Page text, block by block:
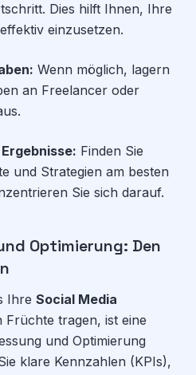
Dies hilft Ihnen, Ihre
einzusetzen.
Wenn möglich, lagern
an Freelancer oder
Finden Sie
und Strategien am besten
Sie sich darauf.
Optimierung: Den
Ihre Social Media
Früchte tragen, ist eine
und Optimierung
klare Kennzahlen (KPIs),